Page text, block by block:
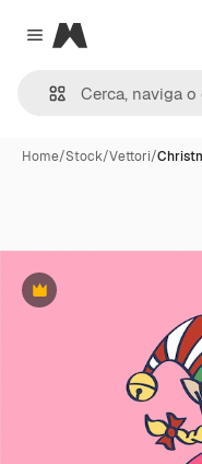
Close menu
Magnific
Home/Stock/Vettori/
Premium